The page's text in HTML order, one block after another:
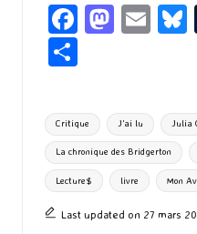
Fa
o
o
k
M
d
o
n
E
l
ta
g
er
Tags:
Critique J'ai lu Julia
La chronique des Bridgerton
Lecture$ livre Mon
Last updated on 27 mars